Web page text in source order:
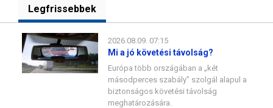
Legfrissebbek
2026.08.09. 07:15
Mi a jó követési távolság?
Európa több országában a „két
másodperces szabály” szolgál alapul a
biztonságos követési távolság
meghatározására.